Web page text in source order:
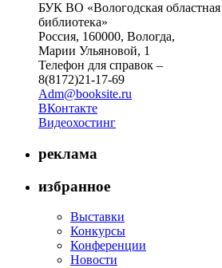
БУК ВО «Вологодская областная
библиотека»
Россия, 160000, Вологда,
Марии Ульяновой, 1
Телефон для справок –
8(8172)21-17-69
Adm@booksite.ru
ВКонтакте
Видеохостинг
реклама
избранное
Выставки
Конкурсы
Конференции
Новости